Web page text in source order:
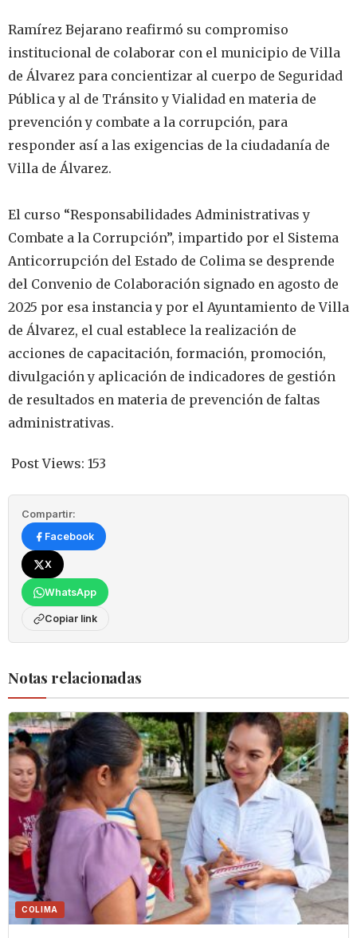
‎Ramírez Bejarano reafirmó su compromiso
institucional de colaborar con el municipio de Villa
de Álvarez para concientizar al cuerpo de Seguridad
Pública y al de Tránsito y Vialidad en materia de
prevención y combate a la corrupción, para
responder así a las exigencias de la ciudadanía de
Villa de Álvarez.
‎El curso “Responsabilidades Administrativas y
Combate a la Corrupción”, impartido por el Sistema
Anticorrupción del Estado de Colima se desprende
del Convenio de Colaboración signado en agosto de
2025 por esa instancia y por el Ayuntamiento de Villa
de Álvarez, el cual establece la realización de
acciones de capacitación, formación, promoción,
divulgación y aplicación de indicadores de gestión
de resultados en materia de prevención de faltas
administrativas.
Post Views: 153
Compartir:
Facebook
X
WhatsApp
Copiar link
Notas relacionadas
COLIMA